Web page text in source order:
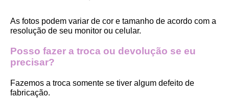
As fotos podem variar de cor e tamanho de acordo com a
resolução de seu monitor ou celular.
Posso fazer a troca ou devolução se eu
precisar?
Fazemos a troca somente se tiver algum defeito de
fabricação.